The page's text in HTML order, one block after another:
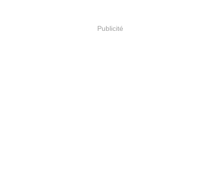
Publicité